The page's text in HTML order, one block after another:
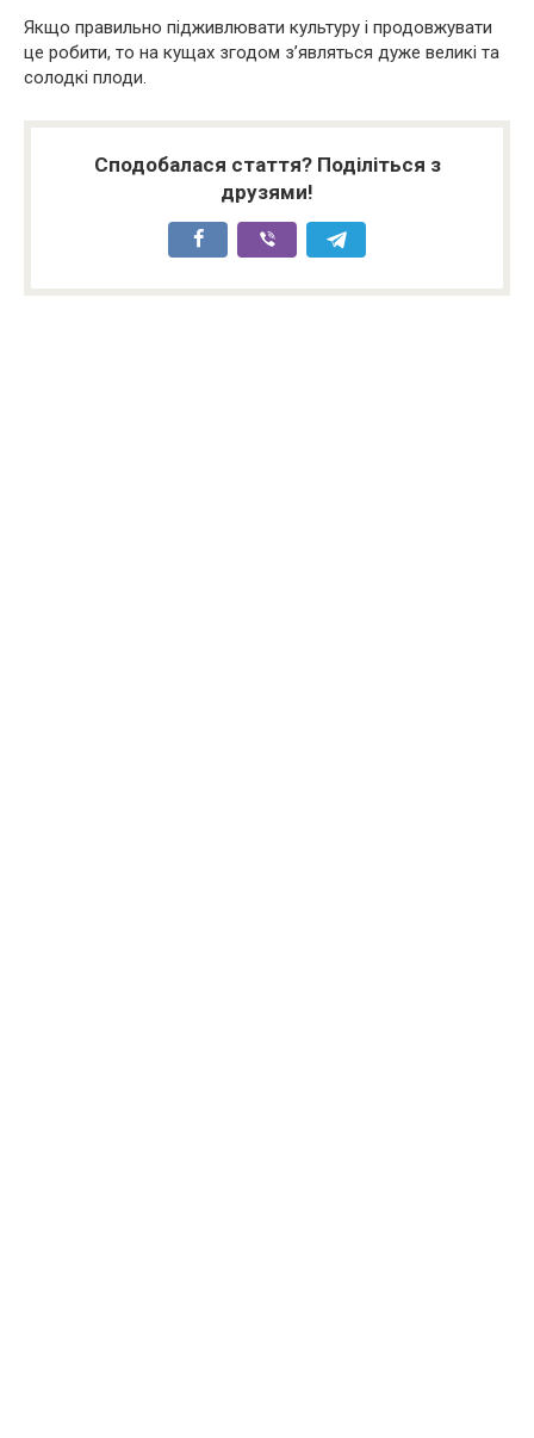
Якщо правильно підживлювати культуру і продовжувати
це робити, то на кущах згодом з’являться дуже великі та
солодкі плоди.
Сподобалася стаття? Поділіться з
друзями!